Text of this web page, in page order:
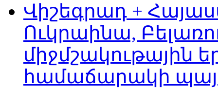
Վիշեգրադ +
Ուկրաինա,
միջմշակութային
համաճարակի